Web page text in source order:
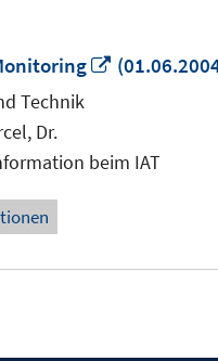
In
öffnen
Technik
Dr.
beim IAT